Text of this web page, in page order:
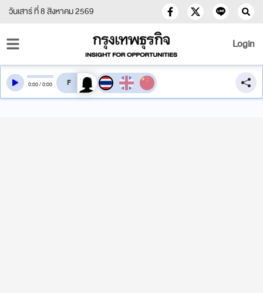
วันเสาร์ ที่ 8 สิงหาคม 2569
Login
0:00/0:00 สลับเสียงอ่าน